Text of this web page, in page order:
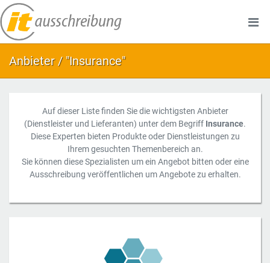
Anbieter / "Insurance"
Auf dieser Liste finden Sie die wichtigsten Anbieter
(Dienstleister und Lieferanten) unter dem Begriff Insurance.
Diese Experten bieten Produkte oder Dienstleistungen zu
Ihrem gesuchten Themenbereich an.
Sie können diese Spezialisten um ein Angebot bitten oder eine
Ausschreibung veröffentlichen um Angebote zu erhalten.